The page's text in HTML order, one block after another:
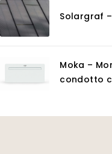
Solargraf
Moka –
condotto